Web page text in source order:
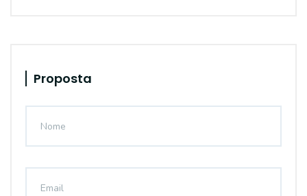
Proposta